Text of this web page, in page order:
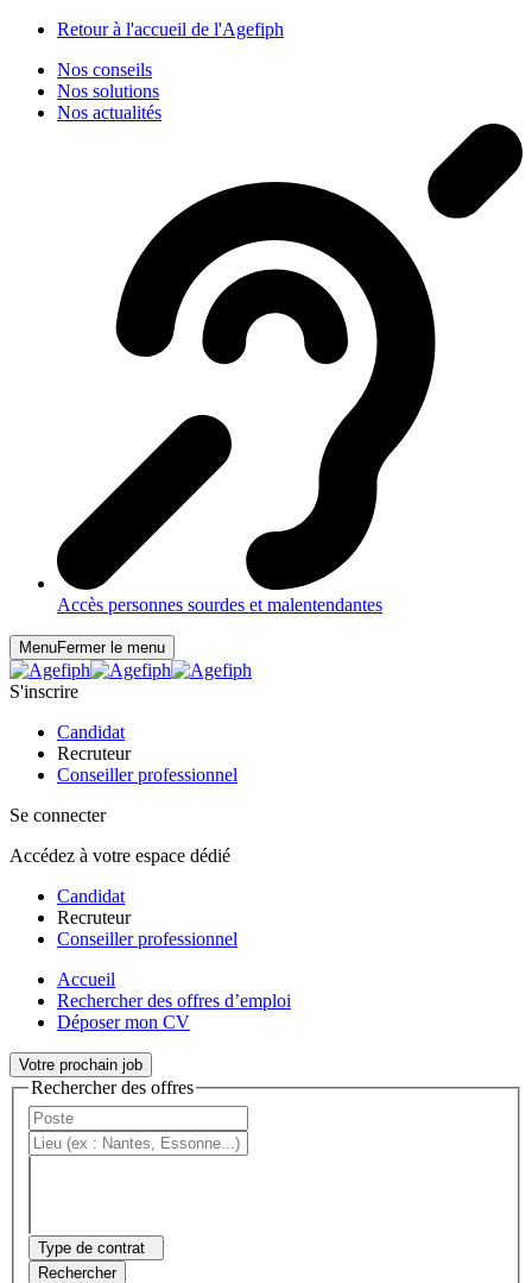
Retour à l'accueil de l'Agefiph
Nos conseils
Nos solutions
Nos actualités
Accès personnes sourdes et malentendantes
MenuFermer le menu
S'inscrire
Candidat
Recruteur
Conseiller professionnel
Se connecter
Accédez à votre espace dédié
Candidat
Recruteur
Conseiller professionnel
Accueil
Rechercher des offres d’emploi
Déposer mon CV
Votre prochain job
Rechercher des offres
Type de contrat
Rechercher